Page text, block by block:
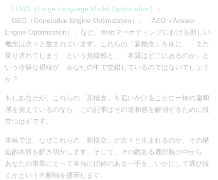
「 LLMO （Large Language Model Optimization）」
「GEO（Generative Engine Optimization）」「AEO（Answer
Engine Optimization）」など、Webマーケティングにおける新しい
概念は次々と生まれています。これらの「新概念」を前に、「また
乗り遅れてしまう」という焦燥感と、「本質はどこにあるのか」と
いう冷静な視線が、あなたの中で交錯しているのではないでしょう
か？
もしあなたが、これらの「新概念」を追いかけることに一抹の違和
感を覚えているのなら、この記事はその違和感を解消するために役
立つはずです。
本稿では、なぜこれらの「新概念」が次々と生まれるのか、その構
造的本質を解き明かします。そして、その数ある選択肢の中から、
あなたの事業にとって本当に価値のある一手を、いかにして選び抜
くかという判断軸を提示します。